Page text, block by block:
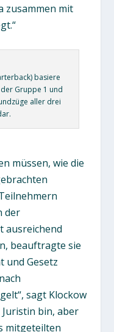
zusammen mit
basiere
Gruppe 1 und
aller drei
müssen, wie die
der
ausreichend
beauftragte sie
und Gesetz
sagt Klockow
Juristin bin, aber
mitgeteilten